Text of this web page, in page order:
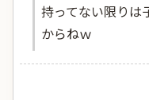
持ってない限りは
からねｗ